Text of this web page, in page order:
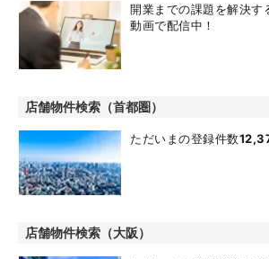
開業までの課題を解決す
動画で配信中！
店舗物件検索（首都圏）
ただいまの登録件数
店舗物件検索（大阪）